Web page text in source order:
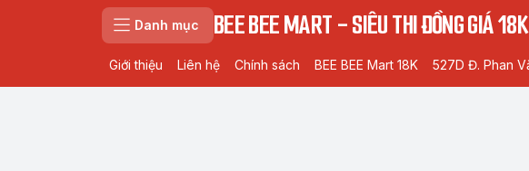
Danh mục BEE BEE MART - SIÊU THI ĐỒNG GIÁ 18K
Giới thiệu Liên hệ Chính sách BEE BEE Mart 18K